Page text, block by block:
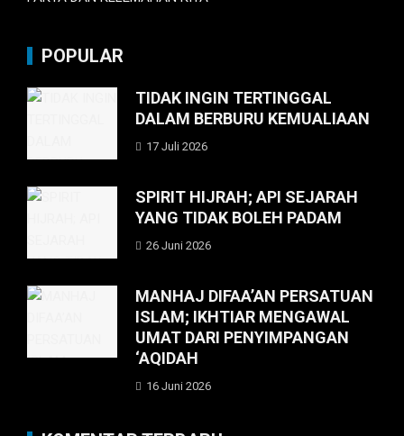
POPULAR
TIDAK INGIN TERTINGGAL
DALAM BERBURU KEMUALIAAN
17 Juli 2026
SPIRIT HIJRAH; API SEJARAH
YANG TIDAK BOLEH PADAM
26 Juni 2026
MANHAJ DIFAA’AN PERSATUAN
ISLAM; IKHTIAR MENGAWAL
UMAT DARI PENYIMPANGAN
‘AQIDAH
16 Juni 2026